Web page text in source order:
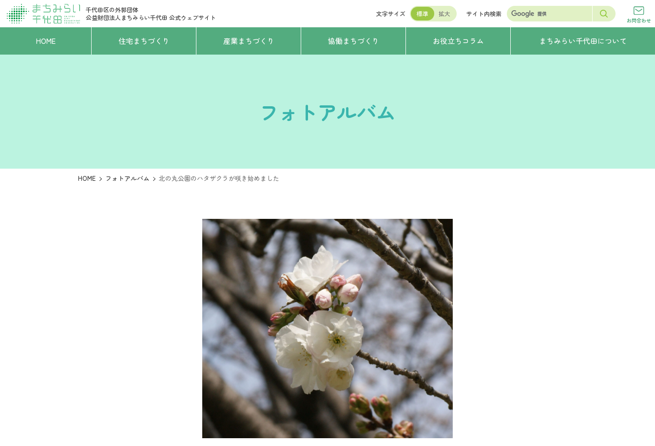
千代田区の外郭団体
公益財団法人まちみらい千代田 公式ウェブサイト 文字サイズ 標準 拡大 サイト内検索
お問合わせ
HOME 住宅まちづくり 産業まちづくり 協働まちづくり お役立ちコラム まちみらい千代田について
フォトアルバム
HOME フォトアルバム 北の丸公園のハタザクラが咲き始めました